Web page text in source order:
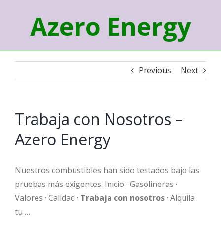
Azero Energy
Previous Next
Trabaja con Nosotros –
Azero Energy
Nuestros combustibles han sido testados bajo las
pruebas más exigentes. Inicio · Gasolineras ·
Valores · Calidad · Trabaja con nosotros· Alquila
tu …